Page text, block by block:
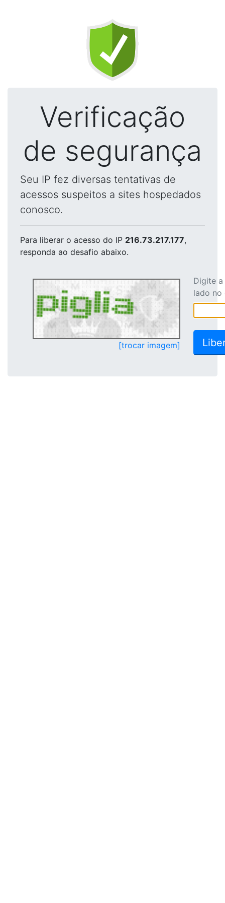
Verificação
de segurança
Seu IP fez diversas tentativas de
acessos suspeitos a sites hospedados
conosco.
Para liberar o acesso do IP 216.73.217.177,
responda ao desafio abaixo.
[trocar imagem]
Digite
lado no